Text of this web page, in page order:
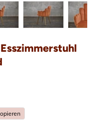
laden
Galerieansicht laden
Bild 4 in Bild 5